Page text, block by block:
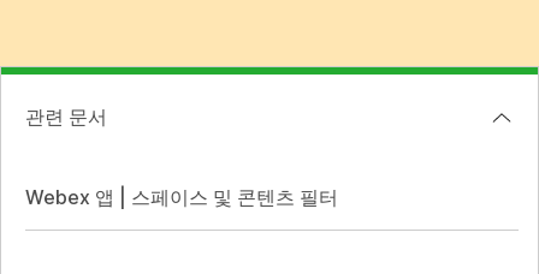
관련 문서
Webex 앱 | 스페이스 및 콘텐츠 필터